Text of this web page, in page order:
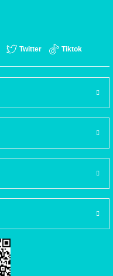
Twitter Tiktok